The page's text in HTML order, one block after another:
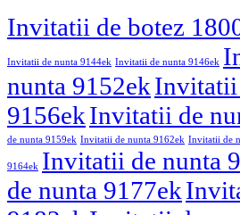
Invitatii de botez
Invitatii de nunta 9144ek Invitatii de nunta 9146ek
nunta 9152ekInvitatii
9156ekInvitatii de
de nunta 9159ek Invitatii de nunta 9162ek Invitatii de
9164ek Invitatii de nunta
de nunta 9177ek